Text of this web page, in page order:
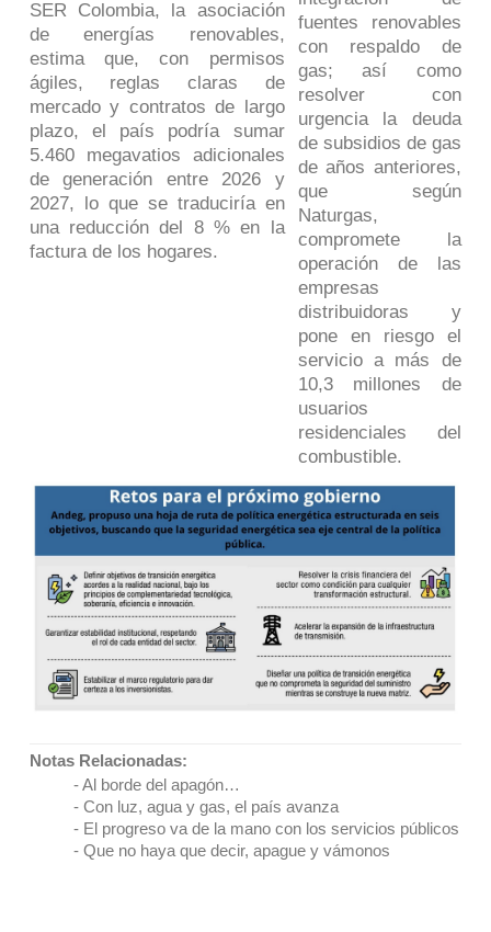
SER Colombia, la asociación
de energías renovables,
estima que, con permisos
ágiles, reglas claras de
mercado y contratos de largo
plazo, el país podría sumar
5.460 megavatios adicionales
de generación entre 2026 y
2027, lo que se traduciría en
una reducción del 8 % en la
factura de los hogares.
fuentes renovables
con respaldo de
gas; así como
resolver con
urgencia la deuda
de subsidios de gas
de años anteriores,
que según
Naturgas,
compromete la
operación de las
empresas
distribuidoras y
pone en riesgo el
servicio a más de
10,3 millones de
usuarios
residenciales del
combustible.
Notas Relacionadas:
-Al borde del apagón…
- Con luz, agua y gas, el país avanza
- El progreso va de la mano con los servicios públicos
- Que no haya que decir, apague y vámonos